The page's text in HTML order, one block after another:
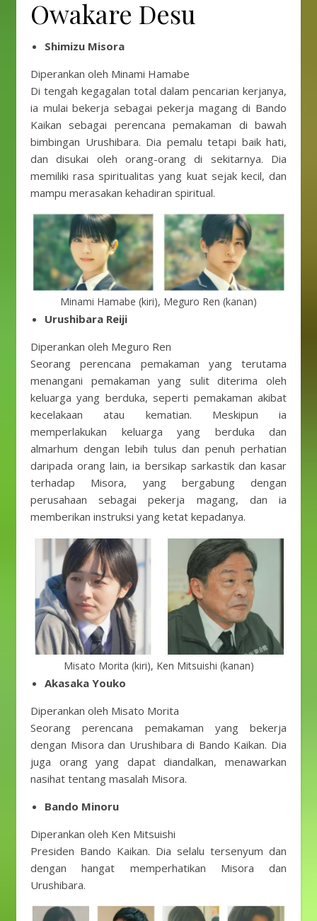
Owakare Desu
Shimizu Misora
Diperankan oleh Minami Hamabe
Di tengah kegagalan total dalam pencarian kerjanya,
ia mulai bekerja sebagai pekerja magang di Bando
Kaikan sebagai perencana pemakaman di bawah
bimbingan Urushibara. Dia pemalu tetapi baik hati,
dan disukai oleh orang-orang di sekitarnya. Dia
memiliki rasa spiritualitas yang kuat sejak kecil, dan
mampu merasakan kehadiran spiritual.
Minami Hamabe (kiri), Meguro Ren (kanan)
Urushibara Reiji
Diperankan oleh Meguro Ren
Seorang perencana pemakaman yang terutama
menangani pemakaman yang sulit diterima oleh
keluarga yang berduka, seperti pemakaman akibat
kecelakaan atau kematian. Meskipun ia
memperlakukan keluarga yang berduka dan
almarhum dengan lebih tulus dan penuh perhatian
daripada orang lain, ia bersikap sarkastik dan kasar
terhadap Misora, yang bergabung dengan
perusahaan sebagai pekerja magang, dan ia
memberikan instruksi yang ketat kepadanya.
Misato Morita (kiri), Ken Mitsuishi (kanan)
Akasaka Youko
Diperankan oleh Misato Morita
Seorang perencana pemakaman yang bekerja
dengan Misora ​​dan Urushibara di Bando Kaikan. Dia
juga orang yang dapat diandalkan, menawarkan
nasihat tentang masalah Misora.
Bando Minoru
Diperankan oleh Ken Mitsuishi
Presiden Bando Kaikan. Dia selalu tersenyum dan
dengan hangat memperhatikan Misora ​​dan
Urushibara.